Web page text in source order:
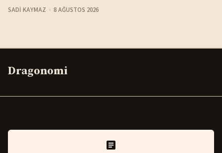
SADI KAYMAZ 8 AĞUSTOS 2026
Dragonomi